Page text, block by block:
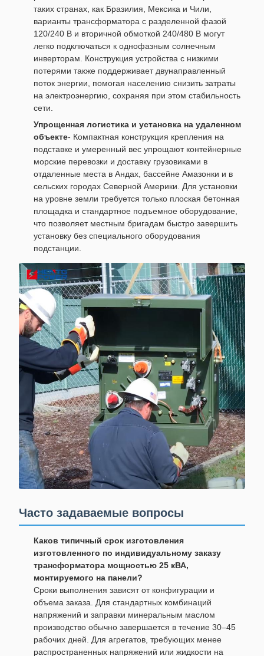
таких странах, как Бразилия, Мексика и Чили,
варианты трансформатора с разделенной фазой
120/240 В и вторичной обмоткой 240/480 В могут
легко подключаться к однофазным солнечным
инверторам. Конструкция устройства с низкими
потерями также поддерживает двунаправленный
поток энергии, помогая населению снизить затраты
на электроэнергию, сохраняя при этом стабильность
сети.
Упрощенная логистика и установка на удаленном
объекте- Компактная конструкция крепления на
подставке и умеренный вес упрощают контейнерные
морские перевозки и доставку грузовиками в
отдаленные места в Андах, бассейне Амазонки и в
сельских городах Северной Америки. Для установки
на уровне земли требуется только плоская бетонная
площадка и стандартное подъемное оборудование,
что позволяет местным бригадам быстро завершить
установку без специального оборудования
подстанции.
Часто задаваемые вопросы
Каков типичный срок изготовления
изготовленного по индивидуальному заказу
трансформатора мощностью 25 кВА,
монтируемого на панели?
Сроки выполнения зависят от конфигурации и
объема заказа. Для стандартных комбинаций
напряжений и заправки минеральным маслом
производство обычно завершается в течение 30–45
рабочих дней. Для агрегатов, требующих менее
распространенных напряжений или жидкости на